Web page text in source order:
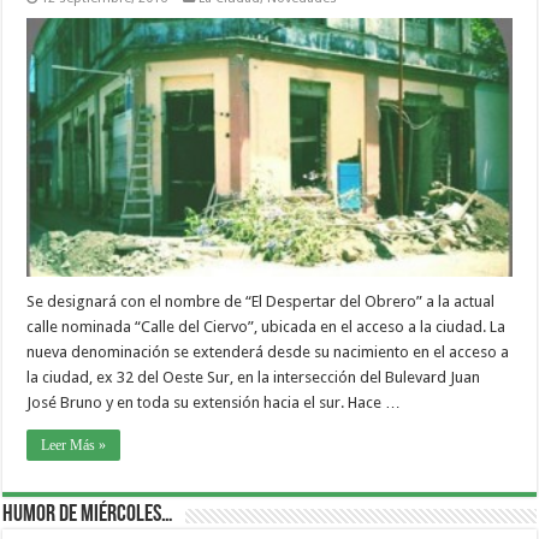
Se designará con el nombre de “El Despertar del Obrero” a la actual
calle nominada “Calle del Ciervo”, ubicada en el acceso a la ciudad. La
nueva denominación se extenderá desde su nacimiento en el acceso a
la ciudad, ex 32 del Oeste Sur, en la intersección del Bulevard Juan
José Bruno y en toda su extensión hacia el sur. Hace …
Leer Más »
Humor de Miércoles…